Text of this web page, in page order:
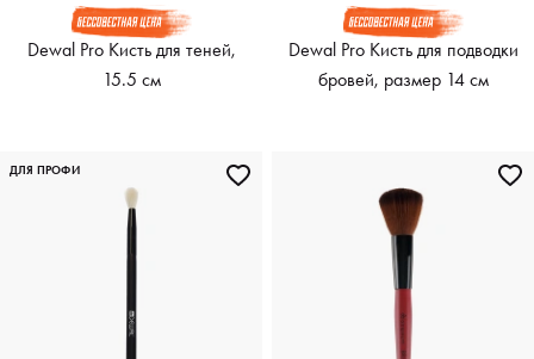
Dewal Pro Кисть для теней,
15.5 см
Dewal Pro Кисть для подводки
бровей, размер 14 см
ДЛЯ ПРОФИ